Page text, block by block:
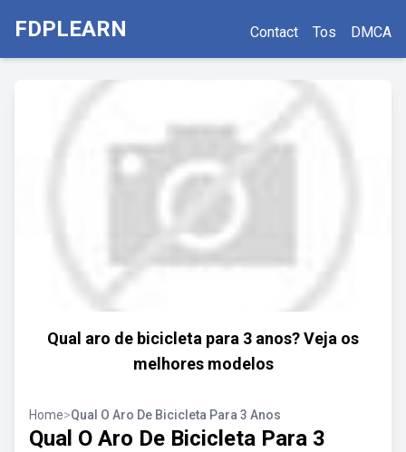
FDPLEARN Contact Tos DMCA
Qual aro de bicicleta para 3 anos? Veja os
melhores modelos
Home>Qual O Aro De Bicicleta Para 3 Anos
Qual O Aro De Bicicleta Para 3